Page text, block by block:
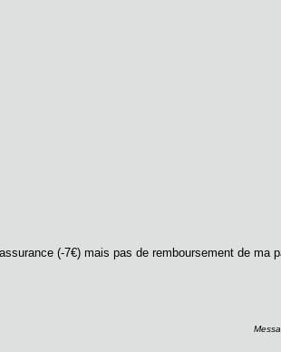
(-7€) mais pas de remboursement de ma